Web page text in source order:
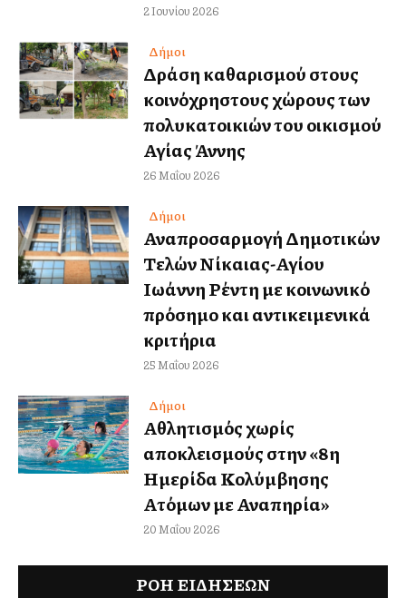
2 Ιουνίου 2026
Δήμοι
Δράση καθαρισμού στους
κοινόχρηστους χώρους των
πολυκατοικιών του οικισμού
Αγίας Άννης
26 Μαΐου 2026
Δήμοι
Αναπροσαρμογή Δημοτικών
Τελών Νίκαιας-Αγίου
Ιωάννη Ρέντη με κοινωνικό
πρόσημο και αντικειμενικά
κριτήρια
25 Μαΐου 2026
Δήμοι
Αθλητισμός χωρίς
αποκλεισμούς στην «8η
Ημερίδα Κολύμβησης
Ατόμων με Αναπηρία»
20 Μαΐου 2026
ΡΟΗ ΕΙΔΉΣΕΩΝ